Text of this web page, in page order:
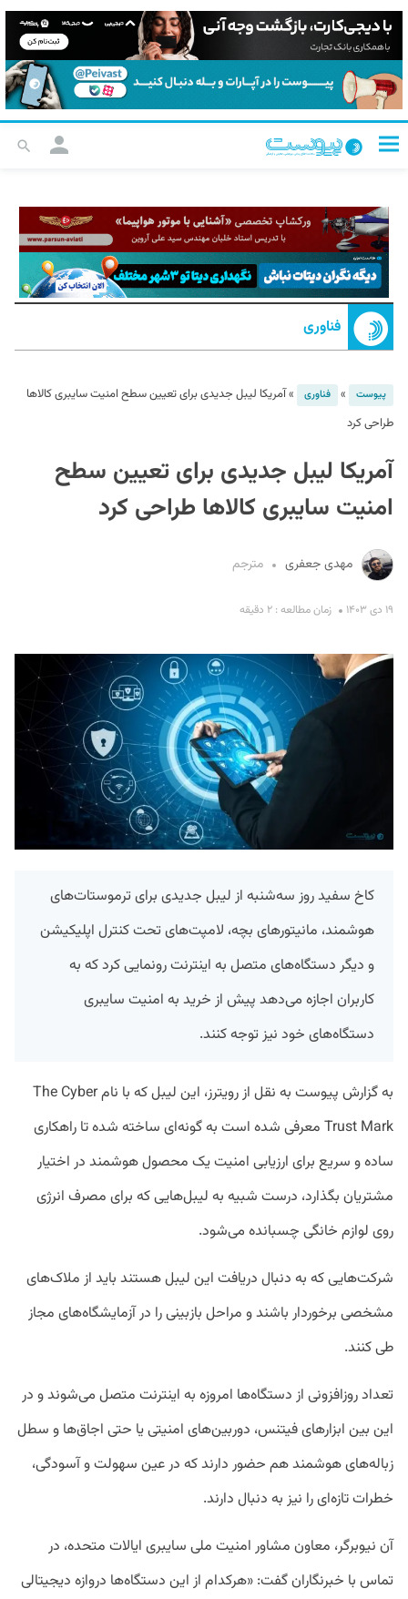
فناوری
پیوست » فناوری »آمریکا لیبل جدیدی برای تعیین سطح امنیت سایبری کالاها
طراحی کرد
آمریکا لیبل جدیدی برای تعیین سطح
امنیت سایبری کالاها طراحی کرد
مهدی جعفری مترجم
۱۹ دی ۱۴۰۳ زمان مطالعه : ۲ دقیقه
کاخ سفید روز سه‌شنبه از لیبل جدیدی برای ترموستات‌های
هوشمند، مانیتورهای بچه، لامپت‌های تحت کنترل اپلیکیشن
و دیگر دستگاه‌های متصل به اینترنت رونمایی کرد که به
کاربران اجازه می‌دهد پیش از خرید به امنیت سایبری
دستگاه‌های خود نیز توجه کنند.
به گزارش پیوست به نقل از رویترز، این لیبل که با نام The Cyber
Trust Mark معرفی شده است به گونه‌ای ساخته شده تا راهکاری
ساده و سریع برای ارزیابی امنیت یک محصول هوشمند در اختیار
مشتریان بگذارد، درست شبیه به لیبل‌هایی که برای مصرف انرژی
روی لوازم خانگی چسبانده می‌شود.
شرکت‌هایی که به دنبال دریافت این لیبل هستند باید از ملاک‌های
مشخصی برخوردار باشند و مراحل بازبینی را در آزمایشگاه‌های مجاز
طی کنند.
تعداد روزافزونی از دستگاه‌ها امروزه به اینترنت متصل می‌شوند و در
این بین ابزارهای فیتنس، دوربین‌های امنیتی یا حتی اجاق‌ها و سطل
زباله‌های هوشمند هم حضور دارند که در عین سهولت و آسودگی،
خطرات تازه‌ای را نیز به دنبال دارند.
آن نیوبرگر، معاون مشاور امنیت ملی سایبری ایالات متحده، در
تماس با خبرنگاران گفت: «هرکدام از این دستگاه‌ها دروازه دیجیتالی